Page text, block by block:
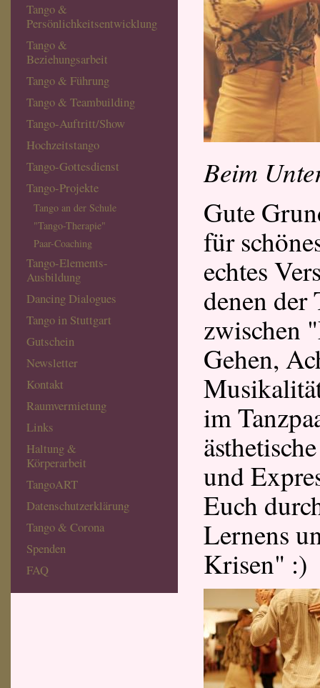
Tango &
Persönlichkeitsentwicklung
Tango &
Beziehungsarbeit
Tango & Führung
Tango & Teambuilding
Tango-Auftritt/Show
Hochzeitstango
Tango-Gottesdienst
Tango-Projekte
Tango an der Schule
"Tango-Therapie"
Paar-Coaching
Tango-Elements-
Ausbildung
Dancing Dialogues
Tango in Stuttgart
Gutschein
Newsletter
Kontakt
Raumvermietung
Links
Haltung &
Körperarbeit
TangoART
Datenschutzerklärung
Tango & Corona
Spenden
FAQ
Beim
Gute
für
echtes
denen
zwischen
Gehen,
im
und
Euch
Lernens
Krisen" :)